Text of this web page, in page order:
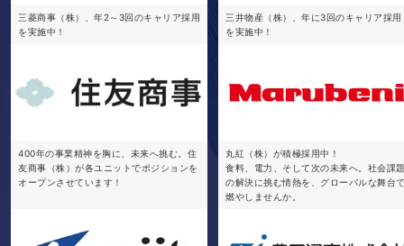
三菱商事（株）、年2～3回のキャリア採用
を実施中！
三井物産（株）、年に3回のキャリア採用
を実施中！
400年の事業精神を胸に、未来へ挑む。住
友商事（株）が各ユニットでポジションを
オープンさせています！
丸紅（株）が積極採用中！
食料、電力、そして次の未来へ。社会課
の解決に挑む情熱を、グローバルな舞台
燃やしませんか。